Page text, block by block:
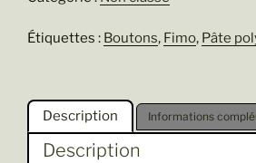
Étiquettes : Boutons, Fimo, Pâte
Description Informations
Description